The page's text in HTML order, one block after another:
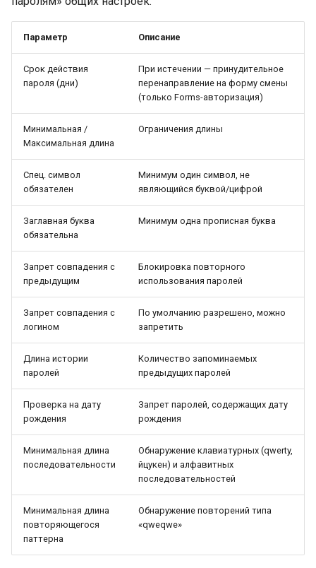
Параметр Описание
Срок действия
пароля (дни)
При истечении — принудительное
перенаправление на форму смены
(только Forms-авторизация)
Минимальная /
Максимальная длина
Ограничения длины
Спец. символ
обязателен
Минимум один символ, не
являющийся буквой/цифрой
Заглавная буква
обязательна
Минимум одна прописная буква
Запрет совпадения с
предыдущим
Блокировка повторного
использования паролей
Запрет совпадения с
логином
По умолчанию разрешено, можно
запретить
Длина истории
паролей
Количество запоминаемых
предыдущих паролей
Проверка на дату
рождения
Запрет паролей, содержащих дату
рождения
Минимальная длина
последовательности
Обнаружение клавиатурных (qwerty,
йцукен) и алфавитных
последовательностей
Минимальная длина
повторяющегося
паттерна
Обнаружение повторений типа
«qweqwe»